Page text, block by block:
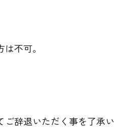
不可。
辞退いただく事を了承い